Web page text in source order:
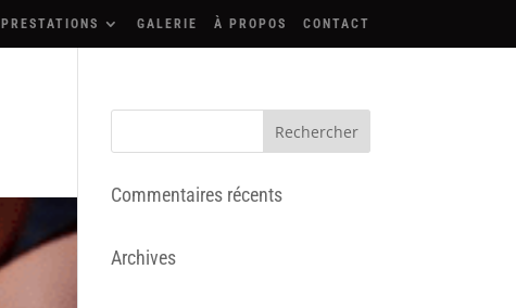
PRESTATIONS GALERIE À PROPOS CONTACT
Commentaires récents
Archives